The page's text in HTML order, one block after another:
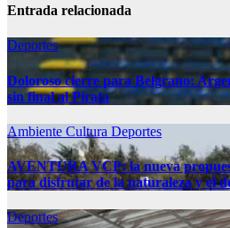
Entrada relacionada
Deportes
Doloroso cierre para Belgrano:
sin final al Pirata
Ambiente Cultura Deportes
AVENTURA VCP: la nueva
para disfrutar de la naturaleza y el
Deportes